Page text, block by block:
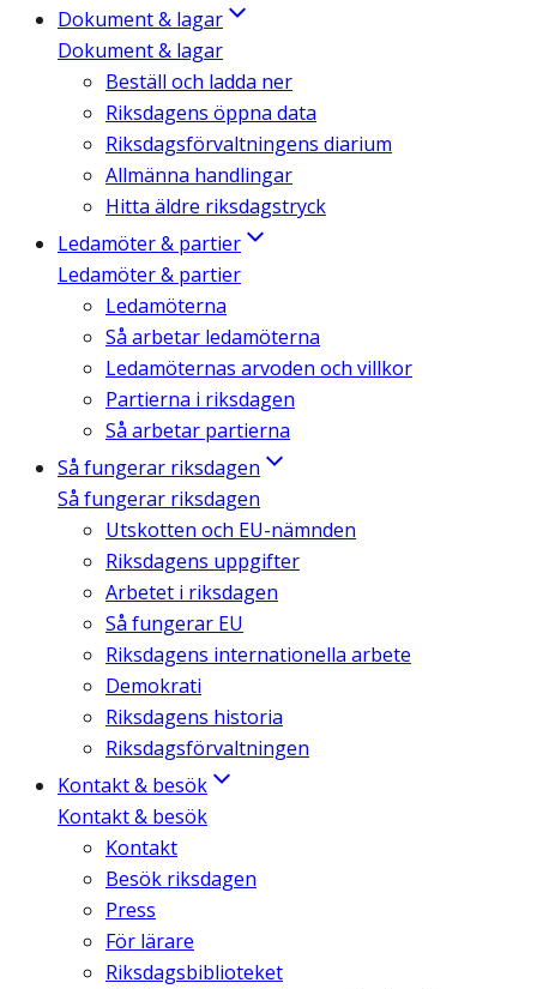
Dokument & lagar
Dokument & lagar
Beställ och ladda ner
Riksdagens öppna data
Riksdagsförvaltningens diarium
Allmänna handlingar
Hitta äldre riksdagstryck
Ledamöter & partier
Ledamöter & partier
Ledamöterna
Så arbetar ledamöterna
Ledamöternas arvoden och villkor
Partierna i riksdagen
Så arbetar partierna
Så fungerar riksdagen
Så fungerar riksdagen
Utskotten och EU-nämnden
Riksdagens uppgifter
Arbetet i riksdagen
Så fungerar EU
Riksdagens internationella arbete
Demokrati
Riksdagens historia
Riksdagsförvaltningen
Kontakt & besök
Kontakt & besök
Kontakt
Besök riksdagen
Press
För lärare
Riksdagsbiblioteket